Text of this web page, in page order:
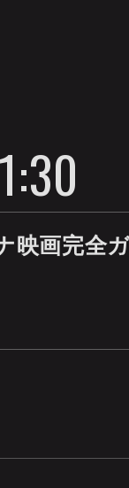
映画完全ガ